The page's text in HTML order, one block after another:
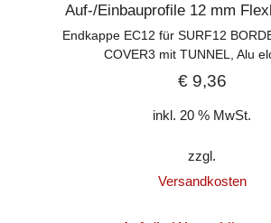
Auf-/Einbauprofile 12 mm
Endkappe EC12 für SURF12
COVER3 mit TUNNEL, Alu
€9,36
inkl. 20 % MwSt.
zzgl.
Versandkosten